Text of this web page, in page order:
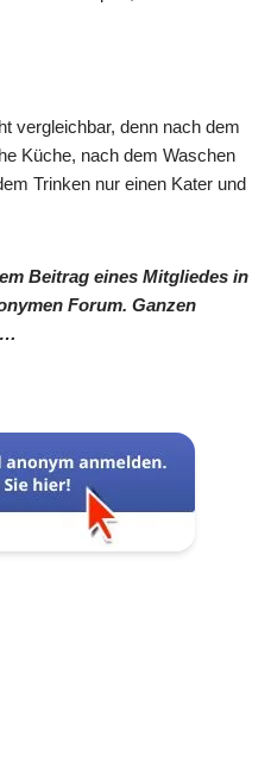
vergleichbar, denn nach dem
Küche, nach dem Waschen
Trinken nur einen Kater und
Beitrag eines Mitgliedes in
Forum. Ganzen
…